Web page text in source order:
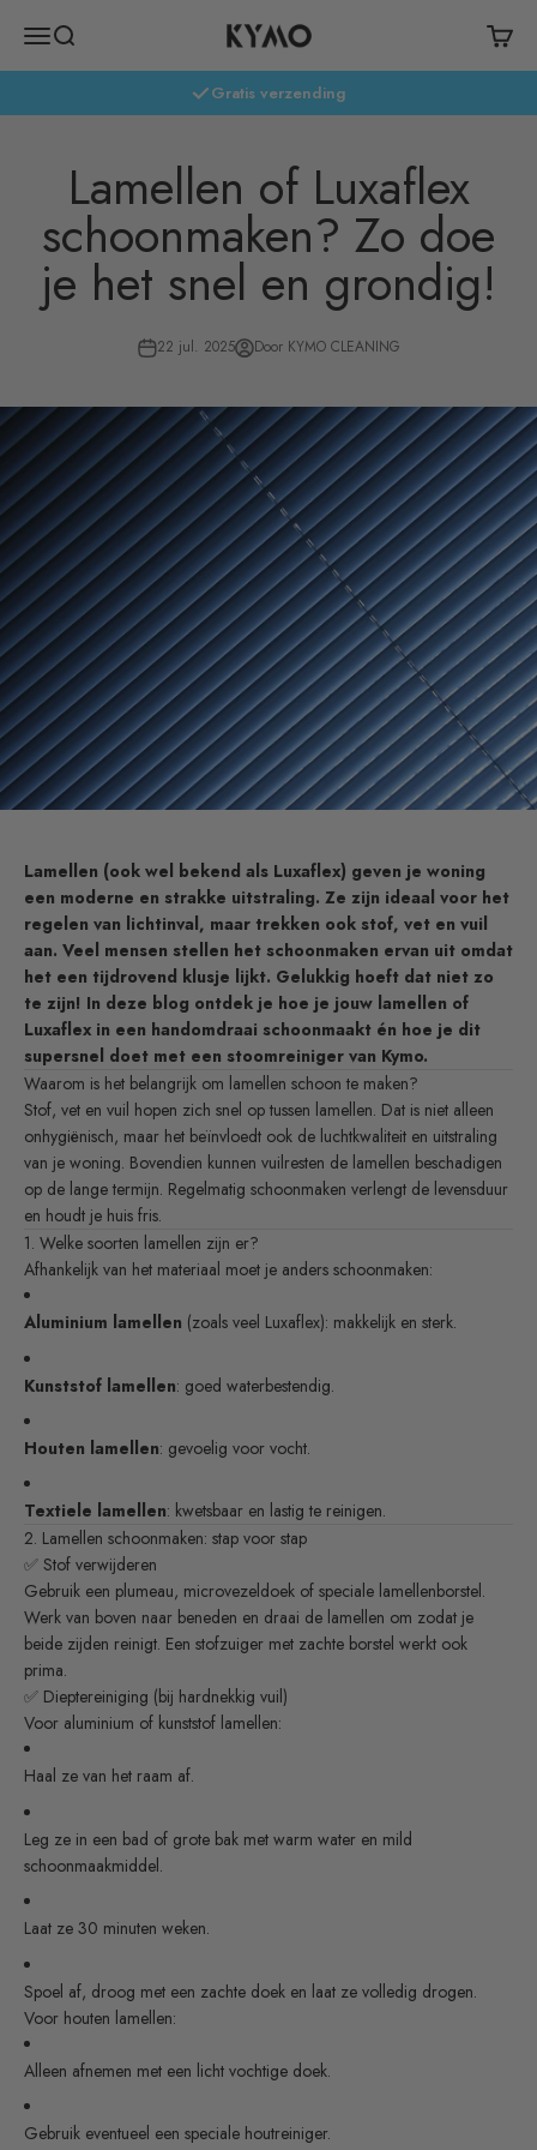
MenuZoeken Kymo Cleaning
Gratis verzending
Lamellen of Luxaflex
schoonmaken? Zo doe
je het snel en grondig!
22 jul. 2025 Door KYMO CLEANING
Lamellen (ook wel bekend als Luxaflex) geven je woning
een moderne en strakke uitstraling. Ze zijn ideaal voor het
regelen van lichtinval, maar trekken ook stof, vet en vuil
aan. Veel mensen stellen het schoonmaken ervan uit omdat
het een tijdrovend klusje lijkt. Gelukkig hoeft dat niet zo
te zijn! In deze blog ontdek je hoe je jouw lamellen of
Luxaflex in een handomdraai schoonmaakt én hoe je dit
supersnel doet met een stoomreiniger van Kymo.
Waarom is het belangrijk om lamellen schoon te maken?
Stof, vet en vuil hopen zich snel op tussen lamellen. Dat is niet alleen
onhygiënisch, maar het beïnvloedt ook de luchtkwaliteit en uitstraling
van je woning. Bovendien kunnen vuilresten de lamellen beschadigen
op de lange termijn. Regelmatig schoonmaken verlengt de levensduur
en houdt je huis fris.
1. Welke soorten lamellen zijn er?
Afhankelijk van het materiaal moet je anders schoonmaken:
Aluminium lamellen (zoals veel Luxaflex): makkelijk en sterk.
Kunststof lamellen: goed waterbestendig.
Houten lamellen: gevoelig voor vocht.
Textiele lamellen: kwetsbaar en lastig te reinigen.
2. Lamellen schoonmaken: stap voor stap
✅ Stof verwijderen
Gebruik een plumeau, microvezeldoek of speciale lamellenborstel.
Werk van boven naar beneden en draai de lamellen om zodat je
beide zijden reinigt. Een stofzuiger met zachte borstel werkt ook
prima.
✅ Dieptereiniging (bij hardnekkig vuil)
Voor aluminium of kunststof lamellen:
Haal ze van het raam af.
Leg ze in een bad of grote bak met warm water en mild
schoonmaakmiddel.
Laat ze 30 minuten weken.
Spoel af, droog met een zachte doek en laat ze volledig drogen.
Voor houten lamellen:
Alleen afnemen met een licht vochtige doek.
Gebruik eventueel een speciale houtreiniger.